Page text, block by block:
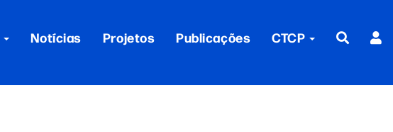
Notícias Projetos Publicações CTCP